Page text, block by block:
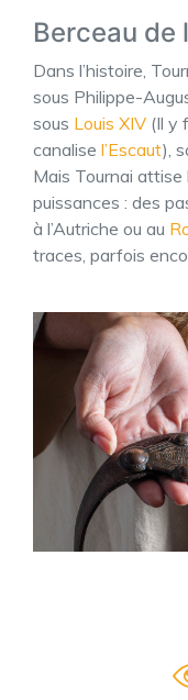
Berceau de
Dans l’histoire,
sous Philippe-
sous Louis XIV (Il y
canalise l’Escaut),
Mais Tournai
puissances : des
à l’Autriche ou au
traces, parfois